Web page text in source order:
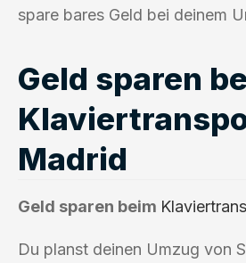
spare bares Geld bei deinem
Geld sparen
Madrid
Geld sparen beim
Du planst deinen Umzug von